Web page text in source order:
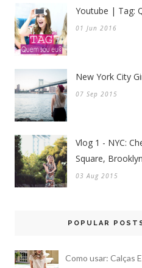
Youtube | Tag:
01 Jun 2016
New York City
07 Sep 2015
Vlog 1 - NYC:
Square,
03 Aug 2015
POPULAR
Como usar: Calças